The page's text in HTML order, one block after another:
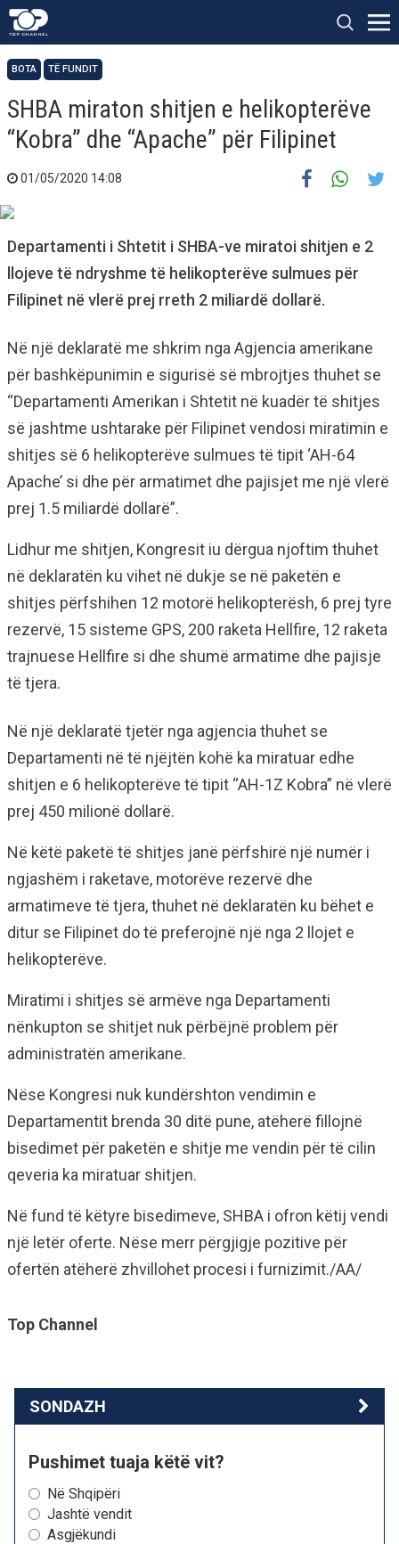
BOTA TË FUNDIT
SHBA miraton shitjen e helikopterëve
“Kobra” dhe “Apache” për Filipinet
01/05/2020 14:08
Departamenti i Shtetit i SHBA-ve miratoi shitjen e 2
llojeve të ndryshme të helikopterëve sulmues për
Filipinet në vlerë prej rreth 2 miliardë dollarë.
Në një deklaratë me shkrim nga Agjencia amerikane
për bashkëpunimin e sigurisë së mbrojtjes thuhet se
“Departamenti Amerikan i Shtetit në kuadër të shitjes
së jashtme ushtarake për Filipinet vendosi miratimin e
shitjes së 6 helikopterëve sulmues të tipit ‘AH-64
Apache’ si dhe për armatimet dhe pajisjet me një vlerë
prej 1.5 miliardë dollarë”.
Lidhur me shitjen, Kongresit iu dërgua njoftim thuhet
në deklaratën ku vihet në dukje se në paketën e
shitjes përfshihen 12 motorë helikopterësh, 6 prej tyre
rezervë, 15 sisteme GPS, 200 raketa Hellfire, 12 raketa
trajnuese Hellfire si dhe shumë armatime dhe pajisje
të tjera.
Në një deklaratë tjetër nga agjencia thuhet se
Departamenti në të njëjtën kohë ka miratuar edhe
shitjen e 6 helikopterëve të tipit “AH-1Z Kobra” në vlerë
prej 450 milionë dollarë.
Në këtë paketë të shitjes janë përfshirë një numër i
ngjashëm i raketave, motorëve rezervë dhe
armatimeve të tjera, thuhet në deklaratën ku bëhet e
ditur se Filipinet do të preferojnë një nga 2 llojet e
helikopterëve.
Miratimi i shitjes së armëve nga Departamenti
nënkupton se shitjet nuk përbëjnë problem për
administratën amerikane.
Nëse Kongresi nuk kundërshton vendimin e
Departamentit brenda 30 ditë pune, atëherë fillojnë
bisedimet për paketën e shitje me vendin për të cilin
qeveria ka miratuar shitjen.
Në fund të këtyre bisedimeve, SHBA i ofron këtij vendi
një letër oferte. Nëse merr përgjigje pozitive për
ofertën atëherë zhvillohet procesi i furnizimit./AA/
Top Channel
SONDAZH
Pushimet tuaja këtë vit?
Në Shqipëri
Jashtë vendit
Asgjëkundi